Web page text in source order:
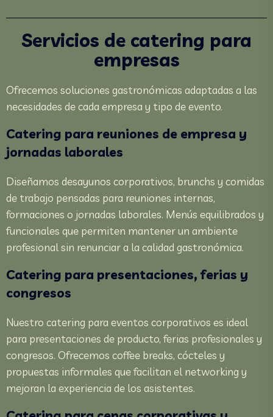
Servicios de catering para
empresas
Ofrecemos soluciones gastronómicas adaptadas a las
necesidades de cada empresa y tipo de evento.
Catering para reuniones de empresa y
jornadas laborales
Diseñamos desayunos corporativos, brunchs y comidas
de trabajo pensadas para reuniones internas,
formaciones o jornadas laborales. Menús equilibrados y
funcionales que permiten mantener un ambiente
profesional sin renunciar a la calidad gastronómica.
Catering para presentaciones, ferias y
congresos
Nuestro catering para eventos corporativos es ideal
para presentaciones de producto, ferias profesionales y
congresos. Ofrecemos coffee breaks, cócteles y
propuestas informales que facilitan el networking y
mejoran la experiencia de los asistentes.